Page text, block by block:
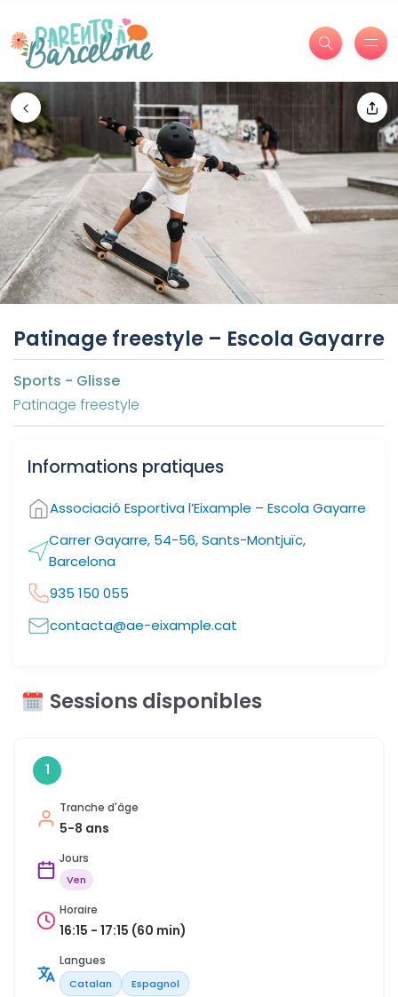
Patinage freestyle – Escola Gayarre
Sports - Glisse
Patinage freestyle
Informations pratiques
Associació Esportiva l’Eixample – Escola Gayarre
Carrer Gayarre, 54-56, Sants-Montjuïc,
Barcelona
935 150 055
contacta@ae-eixample.cat
Sessions disponibles
1
Tranche d'âge
5-8 ans
Jours
Ven
Horaire
16:15 - 17:15 (60 min)
Langues
Catalan Espagnol